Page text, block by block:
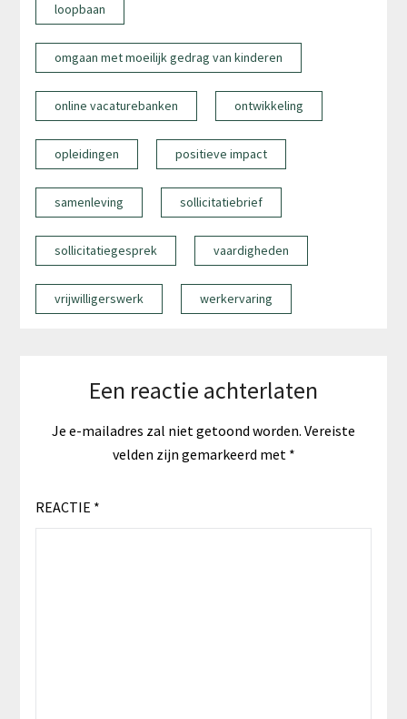
loopbaan
omgaan met moeilijk gedrag van kinderen
online vacaturebanken ontwikkeling
opleidingen positieve impact
samenleving sollicitatiebrief
sollicitatiegesprek vaardigheden
vrijwilligerswerk werkervaring
Een reactie achterlaten
Je e-mailadres zal niet getoond worden. Vereiste
velden zijn gemarkeerd met *
REACTIE *